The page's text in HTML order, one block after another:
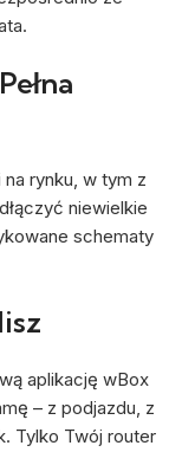
rynku, w tym z
niewielkie
schematy
aplikację wBox
– z podjazdu, z
Tylko Twój router